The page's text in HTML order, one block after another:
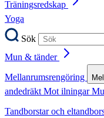
Träningsredskap
Yoga
Sök
Mun & tänder
Mellanrumsrengöring
andedräktMot ilningar
Tandborstar och